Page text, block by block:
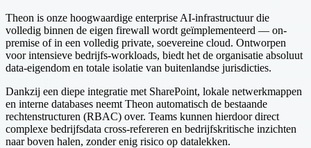
Theon is onze hoogwaardige enterprise AI-infrastructuur die
volledig binnen de eigen firewall wordt geïmplementeerd — on-
premise of in een volledig private, soevereine cloud. Ontworpen
voor intensieve bedrijfs-workloads, biedt het de organisatie absoluut
data-eigendom en totale isolatie van buitenlandse jurisdicties.
Dankzij een diepe integratie met SharePoint, lokale netwerkmappen
en interne databases neemt Theon automatisch de bestaande
rechtenstructuren (RBAC) over. Teams kunnen hierdoor direct
complexe bedrijfsdata cross-refereren en bedrijfskritische inzichten
naar boven halen, zonder enig risico op datalekken.